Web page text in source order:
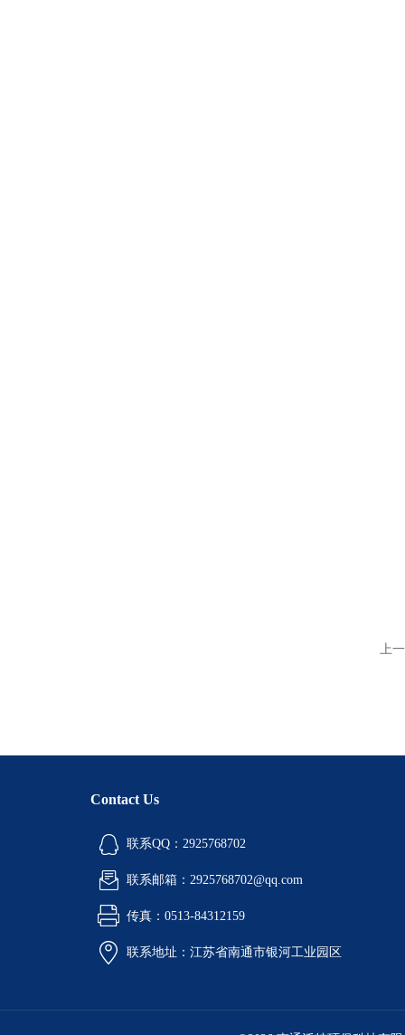
上
Contact Us
联系QQ：2925768702
联系邮箱：2925768702@qq.com
传真：0513-84312159
联系地址：江苏省南通市银河工业园区